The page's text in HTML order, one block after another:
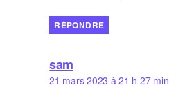
RÉPONDRE
samdit :
21 mars 2023 à 21 h 27 min